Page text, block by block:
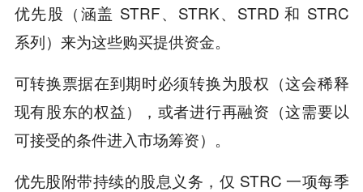
优先股（涵盖 STRF、STRK、STRD 和 STRC
系列）来为这些购买提供资金。
可转换票据在到期时必须转换为股权（这会稀释
现有股东的权益），或者进行再融资（这需要以
可接受的条件进入市场筹资）。
优先股附带持续的股息义务，仅 STRC 一项每季